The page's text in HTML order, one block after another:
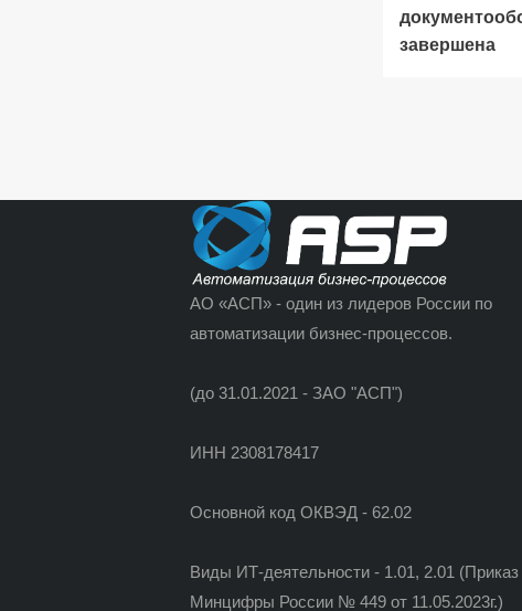
завершена
АО «АСП» - один из лидеров России по
автоматизации бизнес-процессов.
(до 31.01.2021 - ЗАО "АСП")
ИНН 2308178417
Основной код ОКВЭД - 62.02
Виды ИТ-деятельности - 1.01, 2.01 (Приказ
Минцифры России № 449 от 11.05.2023г.)